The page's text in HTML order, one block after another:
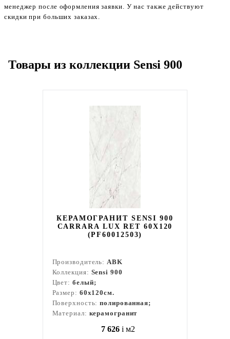
менеджер после оформления заявки. У нас также действуют
скидки при больших заказах.
Товары из коллекции Sensi 900
КЕРАМОГРАНИТ SENSI 900
CARRARA LUX RET 60X120
(PF60012503)
Производитель:ABK
Коллекция: Sensi 900
Цвет: белый;
Размер: 60x120см.
Поверхность:полированная;
Материал: керамогранит
7 626 i м2